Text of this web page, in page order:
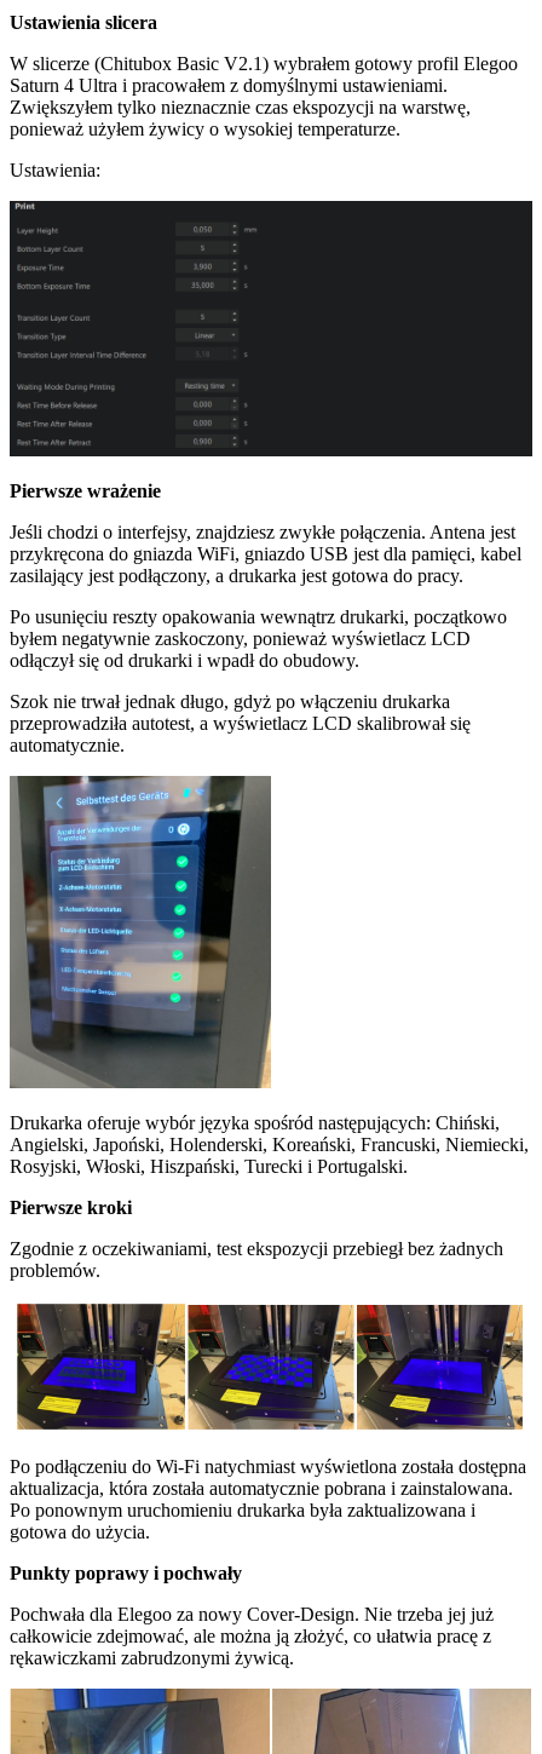
Ustawienia slicera
W slicerze (Chitubox Basic V2.1) wybrałem gotowy profil Elegoo
Saturn 4 Ultra i pracowałem z domyślnymi ustawieniami.
Zwiększyłem tylko nieznacznie czas ekspozycji na warstwę,
ponieważ użyłem żywicy o wysokiej temperaturze.
Ustawienia:
Pierwsze wrażenie
Jeśli chodzi o interfejsy, znajdziesz zwykłe połączenia. Antena jest
przykręcona do gniazda WiFi, gniazdo USB jest dla pamięci, kabel
zasilający jest podłączony, a drukarka jest gotowa do pracy.
Po usunięciu reszty opakowania wewnątrz drukarki, początkowo
byłem negatywnie zaskoczony, ponieważ wyświetlacz LCD
odłączył się od drukarki i wpadł do obudowy.
Szok nie trwał jednak długo, gdyż po włączeniu drukarka
przeprowadziła autotest, a wyświetlacz LCD skalibrował się
automatycznie.
Drukarka oferuje wybór języka spośród następujących: Chiński,
Angielski, Japoński, Holenderski, Koreański, Francuski, Niemiecki,
Rosyjski, Włoski, Hiszpański, Turecki i Portugalski.
Pierwsze kroki
Zgodnie z oczekiwaniami, test ekspozycji przebiegł bez żadnych
problemów.
Po podłączeniu do Wi-Fi natychmiast wyświetlona została dostępna
aktualizacja, która została automatycznie pobrana i zainstalowana.
Po ponownym uruchomieniu drukarka była zaktualizowana i
gotowa do użycia.
Punkty poprawy i pochwały
Pochwała dla Elegoo za nowy Cover-Design. Nie trzeba jej już
całkowicie zdejmować, ale można ją złożyć, co ułatwia pracę z
rękawiczkami zabrudzonymi żywicą.